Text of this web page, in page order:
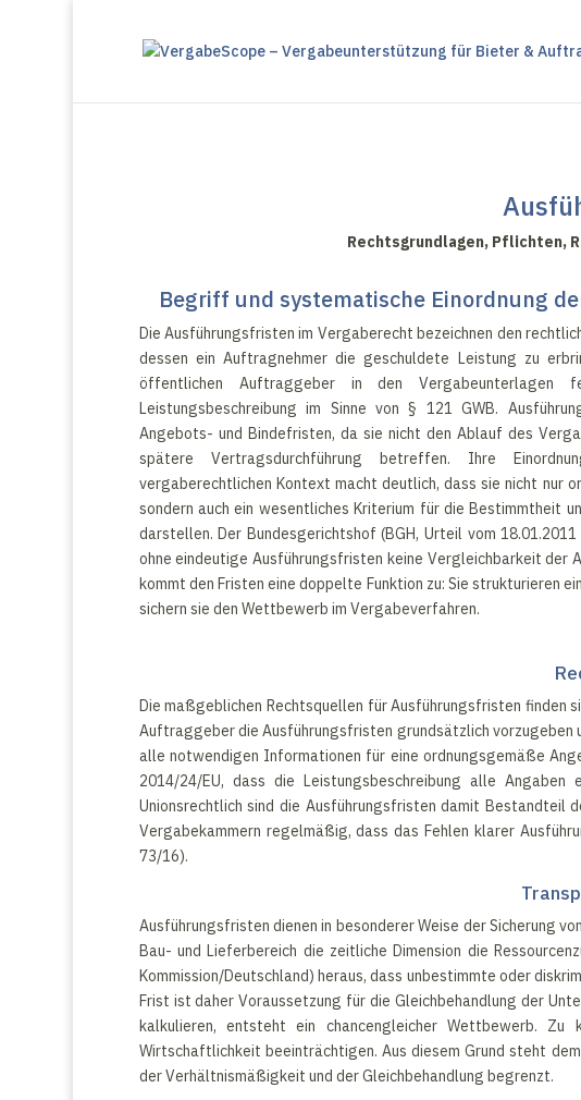
Rechtsgrundlagen, Pflichten,
Begriff und systematische Einordnung
Die Ausführungsfristen im Vergaberecht bezeichnen den
dessen ein Auftragnehmer die geschuldete Leistung zu
öffentlichen Auftraggeber in den
Leistungsbeschreibung im Sinne von § 121 GWB.
Angebots- und Bindefristen, da sie nicht den Ablauf des
spätere Vertragsdurchführung betreffen. Ihre
vergaberechtlichen Kontext macht deutlich, dass sie nicht nur
sondern auch ein wesentliches Kriterium für die Bestimmtheit
darstellen. Der Bundesgerichtshof (BGH, Urteil vom
ohne eindeutige Ausführungsfristen keine Vergleichbarkeit
kommt den Fristen eine doppelte Funktion zu: Sie strukturieren
sichern sie den Wettbewerb im Vergabeverfahren.
Die maßgeblichen Rechtsquellen für Ausführungsfristen finden
Auftraggeber die Ausführungsfristen grundsätzlich vorzugeben
alle notwendigen Informationen für eine ordnungsgemäße
2014/24/EU, dass die Leistungsbeschreibung alle
Unionsrechtlich sind die Ausführungsfristen damit Bestandteil
Vergabekammern regelmäßig, dass das Fehlen klarer
73/16).
Ausführungsfristen dienen in besonderer Weise der Sicherung
Bau- und Lieferbereich die zeitliche Dimension die
Kommission/Deutschland) heraus, dass unbestimmte oder
Frist ist daher Voraussetzung für die Gleichbehandlung der
kalkulieren, entsteht ein chancengleicher Wettbewerb. Zu
Wirtschaftlichkeit beeinträchtigen. Aus diesem Grund steht
der Verhältnismäßigkeit und der Gleichbehandlung begrenzt.